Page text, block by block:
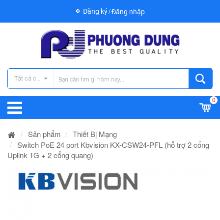
Đăng ký Đăng nhập
Tất cả các danh mục
0
Sản phẩm
Thiết Bị Mạng
Switch PoE 24 port Kbvision KX-CSW24-PFL (hỗ trợ 2 cổng
Uplink 1G + 2 cổng quang)